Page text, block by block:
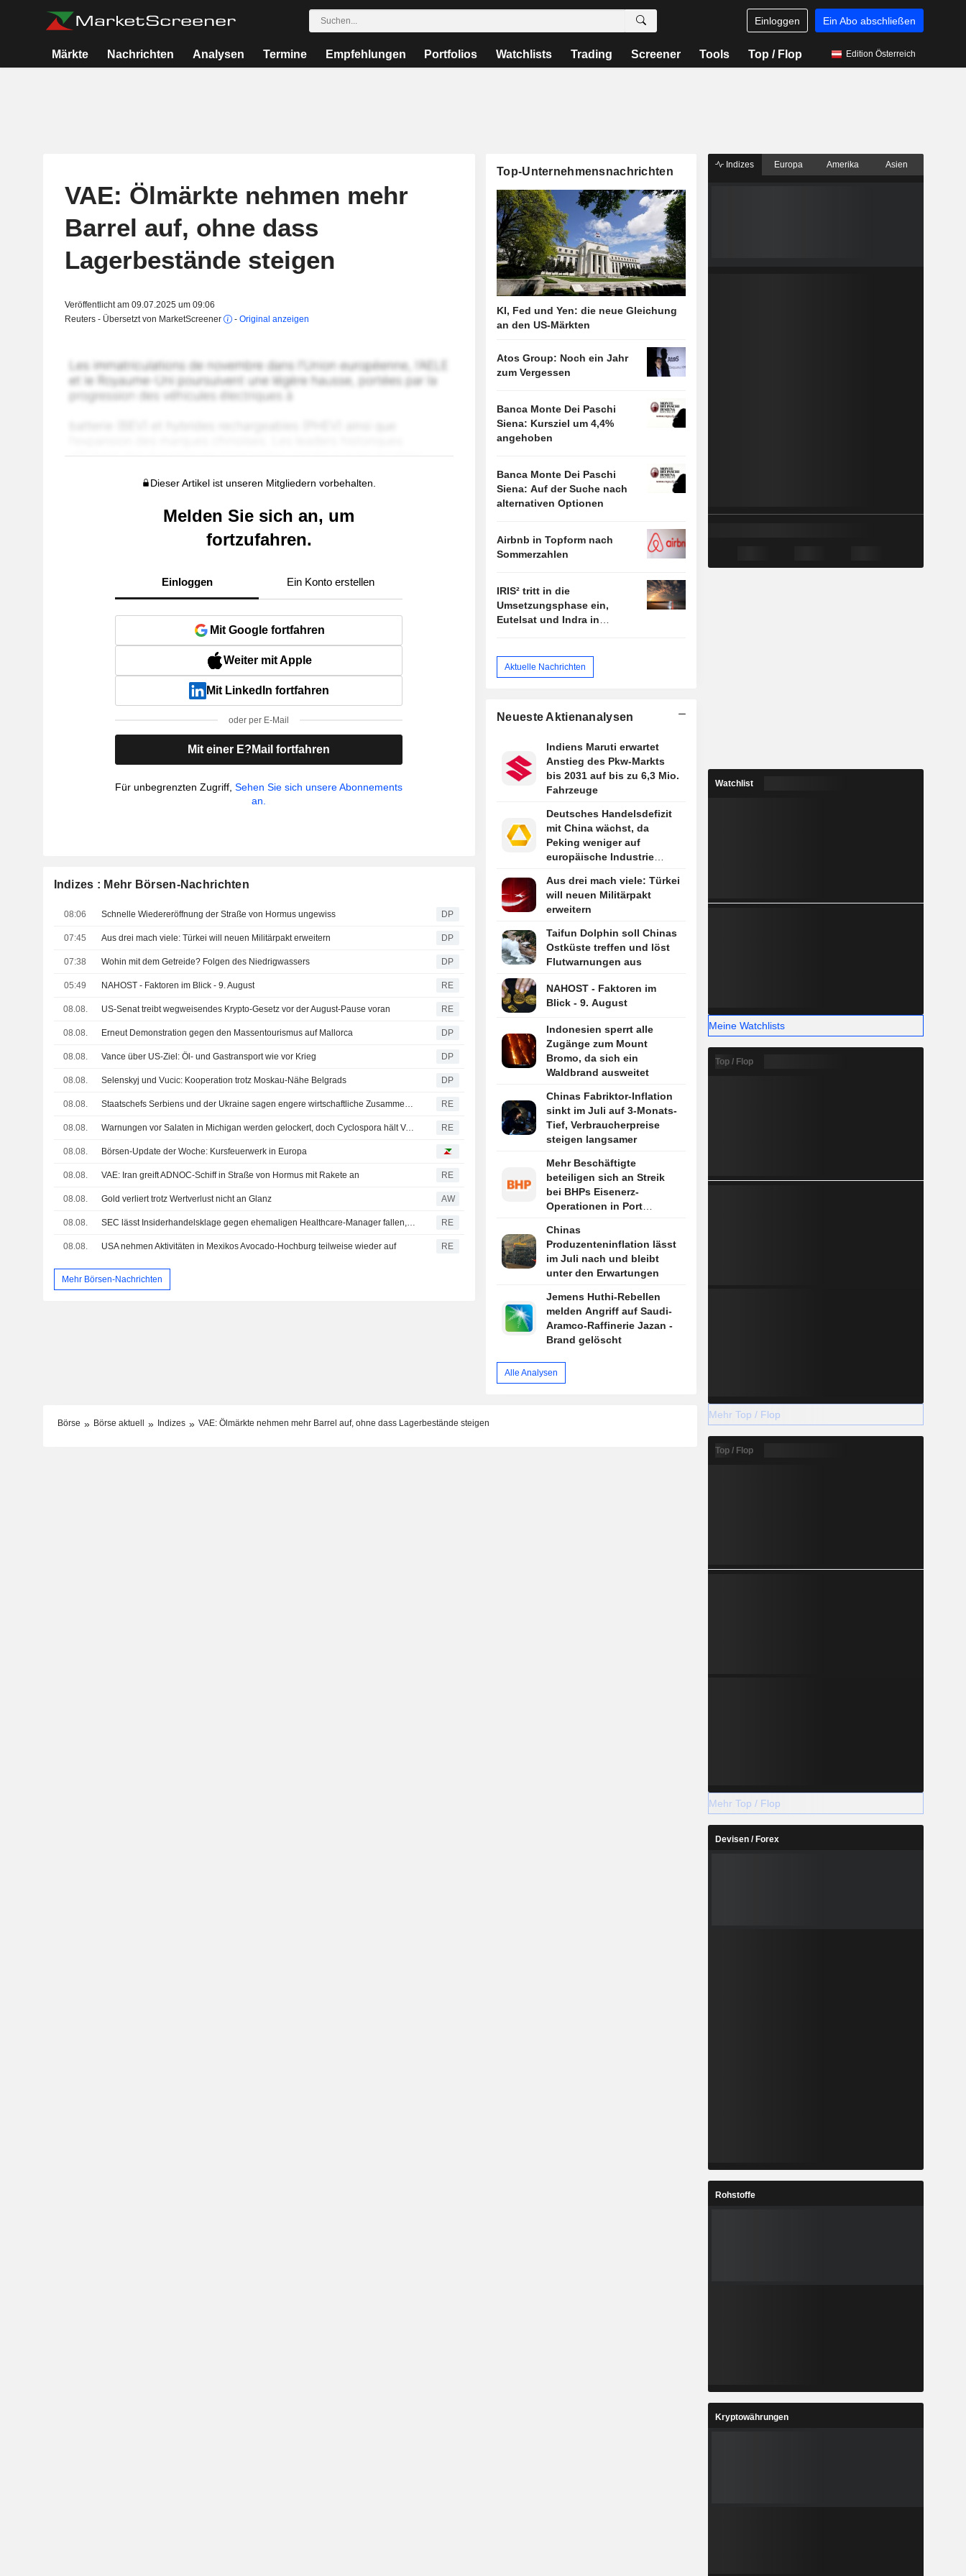
Einloggen Ein Abo abschließen
Märkte Nachrichten Analysen Termine Empfehlungen Portfolios Watchlists Trading Screener Tools Top / Flop Edition Österreich
VAE: Ölmärkte nehmen mehr
Barrel auf, ohne dass
Lagerbestände steigen
Veröffentlicht am 09.07.2025 um 09:06
Reuters - Übersetzt von MarketScreener
- Original anzeigen
Dieser Artikel ist unseren Mitgliedern vorbehalten.
Melden Sie sich an, um
fortzufahren.
Einloggen Ein Konto erstellen
Mit Google fortfahren
Weiter mit Apple
Mit LinkedIn fortfahren
oder per E-Mail
Mit einer E?Mail fortfahren
Für unbegrenzten Zugriff,Sehen Sie sich unsere Abonnements
an.
Indizes : Mehr Börsen-Nachrichten
08:06 Schnelle Wiedereröffnung der Straße von Hormus ungewiss DP
07:45 Aus drei mach viele: Türkei will neuen Militärpakt erweitern DP
07:38 Wohin mit dem Getreide? Folgen des Niedrigwassers DP
05:49 NAHOST - Faktoren im Blick - 9. August RE
08.08. US-Senat treibt wegweisendes Krypto-Gesetz vor der August-Pause voran RE
08.08. Erneut Demonstration gegen den Massentourismus auf Mallorca DP
08.08. Vance über US-Ziel: Öl- und Gastransport wie vor Krieg DP
08.08. Selenskyj und Vucic: Kooperation trotz Moskau-Nähe Belgrads DP
08.08. Staatschefs Serbiens und der Ukraine sagen engere wirtschaftliche Zusammenarbeit zu RE
08.08. Warnungen vor Salaten in Michigan werden gelockert, doch Cyclospora hält Verbraucher und Händler in Alarmbereitschaft RE
08.08. Börsen-Update der Woche: Kursfeuerwerk in Europa
08.08. VAE: Iran greift ADNOC-Schiff in Straße von Hormus mit Rakete an RE
08.08. Gold verliert trotz Wertverlust nicht an Glanz AW
08.08. SEC lässt Insiderhandelsklage gegen ehemaligen Healthcare-Manager fallen, den Trump begnadigte RE
08.08. USA nehmen Aktivitäten in Mexikos Avocado-Hochburg teilweise wieder auf RE
Mehr Börsen-Nachrichten
Top-Unternehmensnachrichten
KI, Fed und Yen: die neue Gleichung
an den US-Märkten
Atos Group: Noch ein Jahr
zum Vergessen
Banca Monte Dei Paschi
Siena: Kursziel um 4,4%
angehoben
Banca Monte Dei Paschi
Siena: Auf der Suche nach
alternativen Optionen
Airbnb in Topform nach
Sommerzahlen
IRIS² tritt in die
Umsetzungsphase ein,
Eutelsat und Indra in
Aktuelle Nachrichten
Neueste Aktienanalysen
Indiens Maruti erwartet
Anstieg des Pkw-Markts
bis 2031 auf bis zu 6,3 Mio.
Fahrzeuge
Deutsches Handelsdefizit
mit China wächst, da
Peking weniger auf
europäische Industrie
Aus drei mach viele: Türkei
will neuen Militärpakt
erweitern
Taifun Dolphin soll Chinas
Ostküste treffen und löst
Flutwarnungen aus
NAHOST - Faktoren im
Blick - 9. August
Indonesien sperrt alle
Zugänge zum Mount
Bromo, da sich ein
Waldbrand ausweitet
Chinas Fabriktor-Inflation
sinkt im Juli auf 3-Monats-
Tief, Verbraucherpreise
steigen langsamer
Mehr Beschäftigte
beteiligen sich an Streik
bei BHPs Eisenerz-
Operationen in Port
Chinas
Produzenteninflation lässt
im Juli nach und bleibt
unter den Erwartungen
Jemens Huthi-Rebellen
melden Angriff auf Saudi-
Aramco-Raffinerie Jazan -
Brand gelöscht
Alle Analysen
Börse Börse aktuell Indizes VAE: Ölmärkte nehmen mehr Barrel auf, ohne dass Lagerbestände steigen
Indizes Europa Amerika Asien
Watchlist
Meine Watchlists
Top / Flop
Mehr Top / Flop
Top / Flop
Mehr Top / Flop
Devisen / Forex
Rohstoffe
Kryptowährungen